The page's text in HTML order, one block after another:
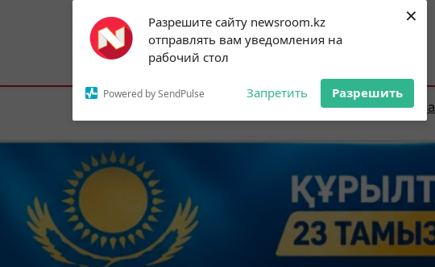
Разрешите сайту newsroom.kz
отправлять вам уведомления на
рабочий стол
Powered by SendPulse Запретить Разрешить
×
Subscribe to our
notifications!
To enable permission prompts, click on
the notification icon
Астана:26°C Алматы:30°C Шымкент:
Елорда Сараптама